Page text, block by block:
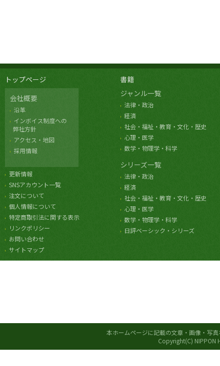
トップページ
会社概要
沿革
インボイス制度への
弊社方針
アクセス・地図
採用情報
更新情報
SNSアカウント一覧
注文について
個人情報について
特定商取引法に関する表示
リンクポリシー
お問い合わせ
サイトマップ
書籍
ジャンル一覧
法律・政治
経済
社会・福祉・教育・文化・歴史
心理・医学
数学・物理学・科学
シリーズ一覧
法律・政治
経済
社会・福祉・教育・文化・歴史
心理・医学
数学・物理学・科学
日評ベーシック・シリーズ
本ホームページに記載の文章・画像・写
Copyright(C) NIPPON